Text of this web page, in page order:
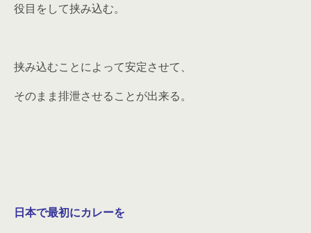
役目をして挟み込む。
挟み込むことによって安定させて、
そのまま排泄させることが出来る。
日本で最初にカレーを